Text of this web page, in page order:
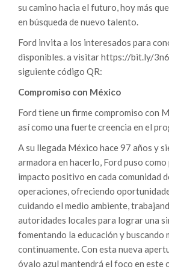
su camino hacia el futuro, hoy más
en búsqueda de nuevo talento.
Ford invita a los interesados para
disponibles. a visitar https://bit.ly/
siguiente código QR:
Compromiso con México
Ford tiene un firme compromiso con
así como una fuerte creencia en el
A su llegada México hace 97 años y
armadora en hacerlo, Ford puso
impacto positivo en cada comunidad
operaciones, ofreciendo
cuidando el medio ambiente,
autoridades locales para lograr una
fomentando la educación y buscando
continuamente. Con esta nueva
óvalo azul mantendrá el foco en este